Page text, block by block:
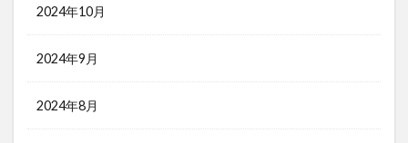
2024年10月
2024年9月
2024年8月